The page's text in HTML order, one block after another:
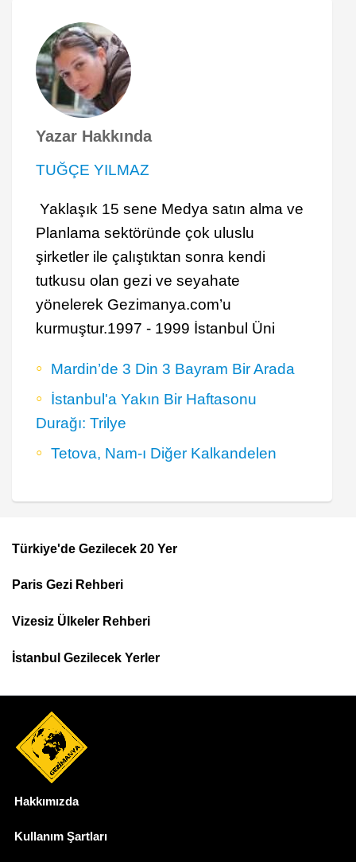
Yazar Hakkında
TUĞÇE YILMAZ
Yaklaşık 15 sene Medya satın alma ve
Planlama sektöründe çok uluslu
şirketler ile çalıştıktan sonra kendi
tutkusu olan gezi ve seyahate
yönelerek Gezimanya.com’u
kurmuştur.1997 - 1999 İstanbul Üni
Mardin’de 3 Din 3 Bayram Bir Arada
İstanbul'a Yakın Bir Haftasonu
Durağı: Trilye
Tetova, Nam-ı Diğer Kalkandelen
Footer
Top
Menu
Türkiye'de Gezilecek 20 Yer
Paris Gezi Rehberi
Vizesiz Ülkeler Rehberi
İstanbul Gezilecek Yerler
Hakkımızda
Kullanım Şartları